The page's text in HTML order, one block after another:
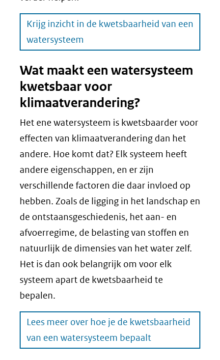
Krijg inzicht in de kwetsbaarheid van een
watersysteem
Wat maakt een watersysteem
kwetsbaar voor
klimaatverandering?
Het ene watersysteem is kwetsbaarder voor
effecten van klimaatverandering dan het
andere. Hoe komt dat? Elk systeem heeft
andere eigenschappen, en er zijn
verschillende factoren die daar invloed op
hebben. Zoals de ligging in het landschap en
de ontstaansgeschiedenis, het aan- en
afvoerregime, de belasting van stoffen en
natuurlijk de dimensies van het water zelf.
Het is dan ook belangrijk om voor elk
systeem apart de kwetsbaarheid te
bepalen.
Lees meer over hoe je de kwetsbaarheid
van een watersysteem bepaalt